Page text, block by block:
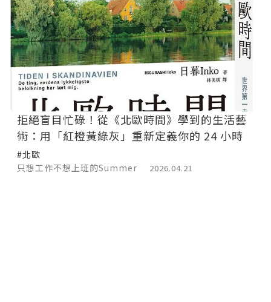
拒絕盲目忙碌！從《北歐時間》學到的生活藝
術：用「紅橙黃綠灰」重新定義你的 24 小時
#北歐
只想工作不想上班的Summer
2026.04.21